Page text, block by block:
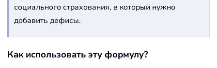
социального страхования, в который нужно
добавить дефисы.
Как использовать эту формулу?